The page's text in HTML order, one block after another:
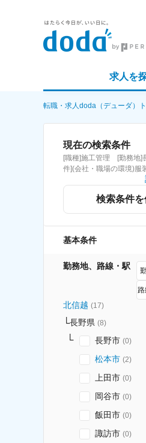
求人を
詳細条件から探す
求人特集から探す
転職・求人doda（デューダ）
現在の検索条件
[職種]施工管理 [勤務地
件](会社・職場の環境)服
検索条件
基本条件
勤務地、路線・駅
路
北信越 (17)
長野県 (8)
長野市 (0)
松本市 (2)
上田市 (0)
岡谷市 (0)
飯田市 (0)
諏訪市 (0)